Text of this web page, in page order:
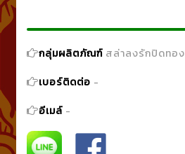
กลุ่มผลิตภัณฑ์สล่าลงรักปิดทอง
เบอร์ติดต่อ -
อีเมล์-